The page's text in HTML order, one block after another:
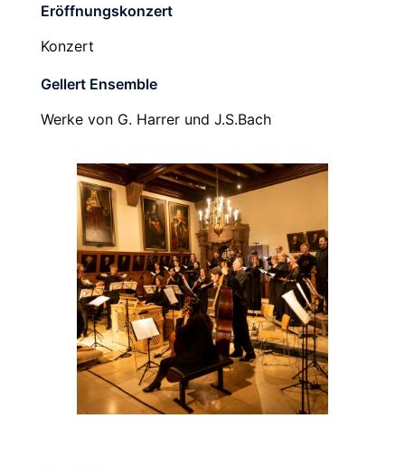
Eröffnungskonzert
Konzert
Gellert Ensemble
Werke von G. Harrer und J.S.Bach